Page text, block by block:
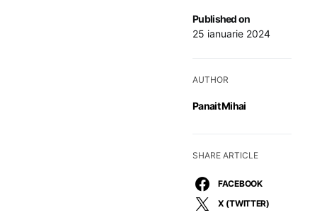
Published on
25 ianuarie 2024
AUTHOR
Panait Mihai
SHARE ARTICLE
FACEBOOK
X (TWITTER)